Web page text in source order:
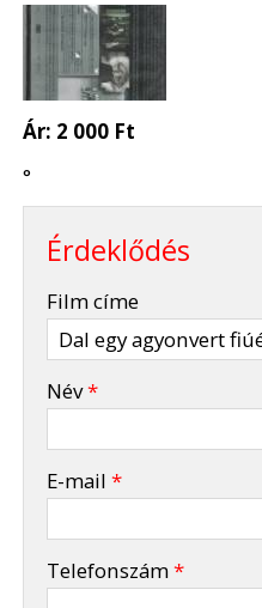
Ár: 2 000 Ft
°
Érdeklődés
Film címe
Név*
E-mail*
Telefonszám*